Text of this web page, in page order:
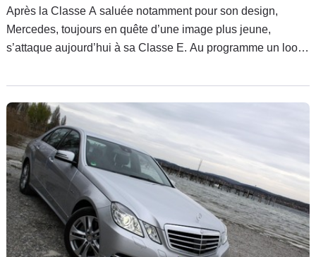
Après la Classe A saluée notamment pour son design,
Mercedes, toujours en quête d’une image plus jeune,
s’attaque aujourd’hui à sa Classe E. Au programme un look
qu’une débauche de technologie.